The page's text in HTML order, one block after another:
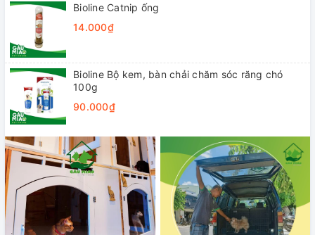
Bioline Catnip ống
14.000₫
Bioline Bộ kem, bàn chải chăm sóc răng chó
100g
90.000₫